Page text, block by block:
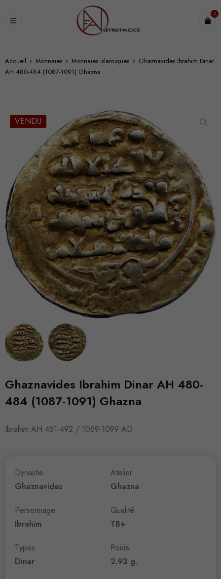
0
Accueil › Monnaies › Monnaies islamiques › Ghaznavides Ibrahim Dinar
AH 480-484 (1087-1091) Ghazna
VENDU
Ghaznavides Ibrahim Dinar AH 480-
484 (1087-1091) Ghazna
Ibrahim AH 451-492 / 1059-1099 AD
Dynastie
Ghaznavides
Personnage
Ibrahim
Types
Dinar
Atelier
Ghazna
Qualité
TB+
Poids
2.93 g.